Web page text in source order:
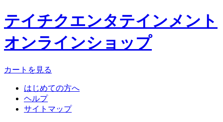
テイチクエンタテインメント
オンラインショップ
カートを見る
はじめての方へ
ヘルプ
サイトマップ